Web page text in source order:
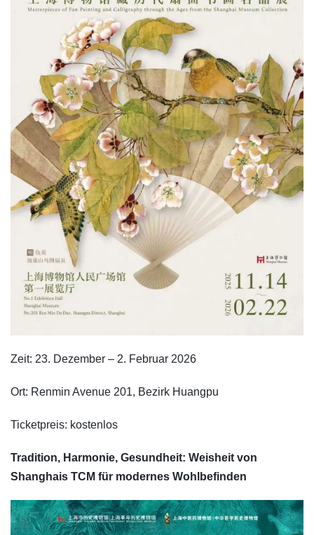
Zeit: 23. Dezember – 2. Februar 2026
Ort: Renmin Avenue 201, Bezirk Huangpu
Ticketpreis: kostenlos
Tradition, Harmonie, Gesundheit: Weisheit von
Shanghais TCM für modernes Wohlbefinden